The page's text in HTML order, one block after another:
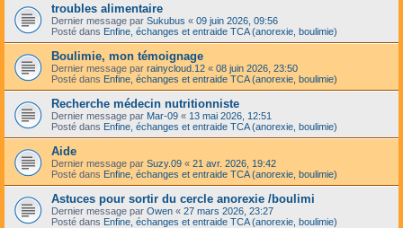
troubles alimentaire
Dernier message par Sukubus « 09 juin 2026, 09:56
Posté dans Enfine, échanges et entraide TCA (anorexie, boulimie)
Boulimie, mon témoignage
Dernier message par rainycloud.12 « 08 juin 2026, 23:50
Posté dans Enfine, échanges et entraide TCA (anorexie, boulimie)
Recherche médecin nutritionniste
Dernier message par Mar-09 « 13 mai 2026, 12:51
Posté dans Enfine, échanges et entraide TCA (anorexie, boulimie)
Aide
Dernier message par Suzy.09 « 21 avr. 2026, 19:42
Posté dans Enfine, échanges et entraide TCA (anorexie, boulimie)
Astuces pour sortir du cercle anorexie /boulimi
Dernier message par Owen « 27 mars 2026, 23:27
Posté dans Enfine, échanges et entraide TCA (anorexie, boulimie)